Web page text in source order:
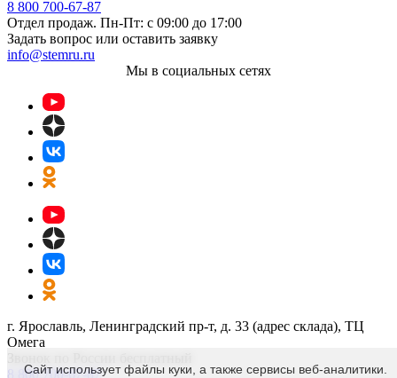
8 800 700-67-87
Отдел продаж. Пн-Пт: с 09:00 до 17:00
Задать вопрос или оставить заявку
info@stemru.ru
Мы в социальных сетях
г. Ярославль, Ленинградский пр-т, д. 33 (адрес склада), ТЦ
Омега
8 800 700-67-87
Сайт использует файлы куки, а также сервисы веб-аналитики.